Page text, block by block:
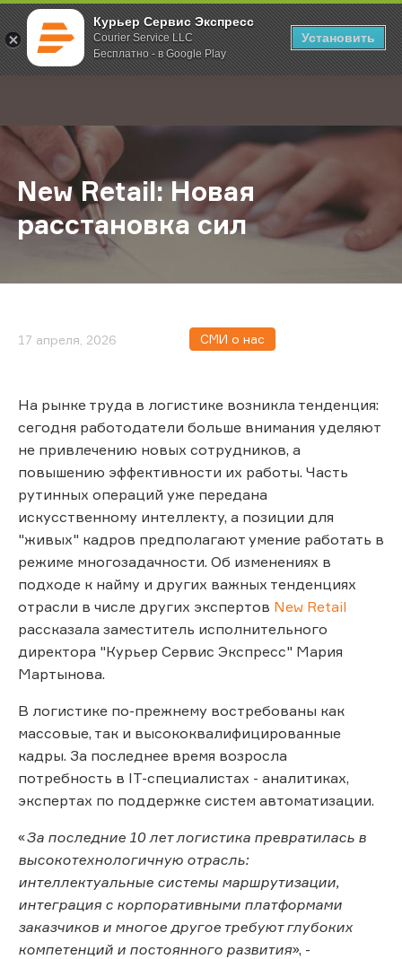
Курьер Сервис Экспресс
Courier Service LLC
Бесплатно - в Google Play
Установить
; Главная О компании Новости New Retail: Новая расстановка сил
New Retail: Новая
расстановка сил
17 апреля, 2026 СМИ о нас
На рынке труда в логистике возникла тенденция:
сегодня работодатели больше внимания уделяют
не привлечению новых сотрудников, а
повышению эффективности их работы. Часть
рутинных операций уже передана
искусственному интеллекту, а позиции для
"живых" кадров предполагают умение работать в
режиме многозадачности. Об изменениях в
подходе к найму и других важных тенденциях
отрасли в числе других экспертов New Retail
рассказала заместитель исполнительного
директора "Курьер Сервис Экспресс" Мария
Мартынова.
В логистике по-прежнему востребованы как
массовые, так и высококвалифицированные
кадры. За последнее время возросла
потребность в IT-специалистах - аналитиках,
экспертах по поддержке систем автоматизации.
«За последние 10 лет логистика превратилась в
высокотехнологичную отрасль:
интеллектуальные системы маршрутизации,
интеграция с корпоративными платформами
заказчиков и многое другое требуют глубоких
компетенций и постоянного развития», -